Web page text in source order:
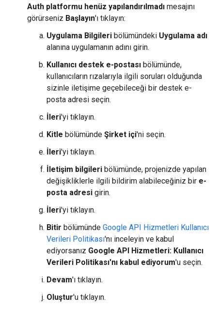
Auth platformu henüz yapılandırılmadı mesajını
görürseniz Başlayın'ı tıklayın:
Uygulama Bilgileri bölümündeki Uygulama adı
alanına uygulamanın adını girin.
Kullanıcı destek e-postası bölümünde,
kullanıcıların rızalarıyla ilgili soruları olduğunda
sizinle iletişime geçebileceği bir destek e-
posta adresi seçin.
İleri'yi tıklayın.
Kitle bölümünde Şirket içi'ni seçin.
İleri'yi tıklayın.
İletişim bilgileri bölümünde, projenizde yapılan
değişikliklerle ilgili bildirim alabileceğiniz bir e-
posta adresi girin.
İleri'yi tıklayın.
Bitir bölümünde Google API Hizmetleri Kullanıcı
Verileri Politikası'nı inceleyin ve kabul
ediyorsanız Google API Hizmetleri: Kullanıcı
Verileri Politikası'nı kabul ediyorum'u seçin.
Devam'ı tıklayın.
Oluştur'u tıklayın.